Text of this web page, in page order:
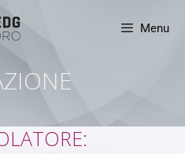
Menu